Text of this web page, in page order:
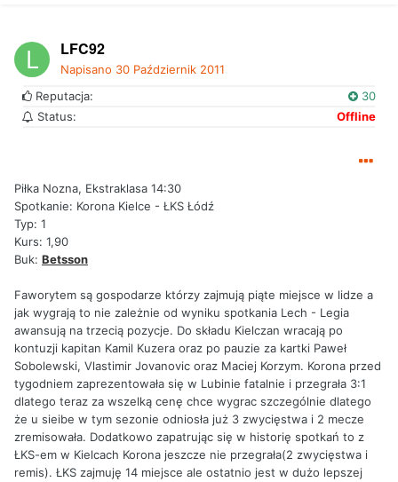
LFC92
Napisano 30 Październik 2011
Reputacja:
30
Status:
Offline
Piłka Nozna, Ekstraklasa 14:30
Spotkanie: Korona Kielce - ŁKS Łódź
Typ: 1
Kurs: 1,90
Buk: Betsson
Faworytem są gospodarze którzy zajmują piąte miejsce w lidze a
jak wygrają to nie zależnie od wyniku spotkania Lech - Legia
awansują na trzecią pozycje. Do składu Kielczan wracają po
kontuzji kapitan Kamil Kuzera oraz po pauzie za kartki Paweł
Sobolewski, Vlastimir Jovanovic oraz Maciej Korzym. Korona przed
tygodniem zaprezentowała się w Lubinie fatalnie i przegrała 3:1
dlatego teraz za wszelką cenę chce wygrac szczególnie dlatego
że u sieibe w tym sezonie odniosła już 3 zwycięstwa i 2 mecze
zremisowała. Dodatkowo zapatrując się w historię spotkań to z
ŁKS-em w Kielcach Korona jeszcze nie przegrała(2 zwycięstwa i
remis). ŁKS zajmuję 14 miejsce ale ostatnio jest w dużo lepszej